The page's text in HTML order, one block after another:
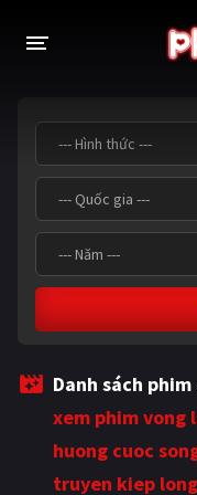
THỂ LOẠI
Thần thoại - Cổ trang
Tâm lý
Võ thuật - Kiếm hiệp
Viễn tưởng
Hoạt hình
Tình cảm - Lãng mạn
Danh sách
xem phim vong
huong cuoc
truyen kiep